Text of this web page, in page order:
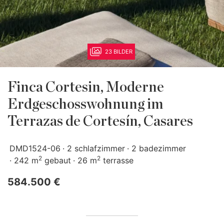
23 BILDER
Finca Cortesin, Moderne
Erdgeschosswohnung im
Terrazas de Cortesín, Casares
DMD1524-06 2 schlafzimmer
2 badezimmer
242 m2 gebaut 26 m2 terrasse
584.500 €